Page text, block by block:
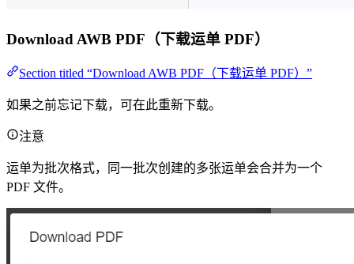
Download AWB PDF（下载运单 PDF）
Section titled “Download AWB PDF（下载运单 PDF）”
如果之前忘记下载，可在此重新下载。
注意
运单为批次格式，同一批次创建的多张运单会合并为一个
PDF 文件。